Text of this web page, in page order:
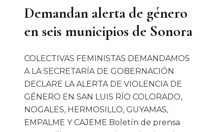
Demandan alerta de género
en seis municipios de Sonora
COLECTIVAS FEMINISTAS DEMANDAMOS
A LA SECRETARÍA DE GOBERNACIÓN
DECLARE LA ALERTA DE VIOLENCIA DE
GÉNERO EN SAN LUIS RÍO COLORADO,
NOGALES, HERMOSILLO, GUYAMAS,
EMPALME Y CAJEME Boletín de prensa